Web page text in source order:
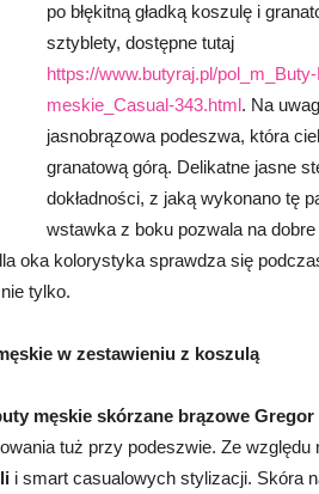
po błękitną gładką koszulę i
sztyblety, dostępne tutaj
https://www.butyraj.pl/
meskie_Casual-343.html. Na
jasnobrązowa podeszwa, która
granatową górą. Delikatne jasne
dokładności, z jaką wykonano tę
wstawka z boku pozwala na
oka kolorystyka sprawdza się
tylko.
w zestawieniu z koszulą
męskie skórzane brązowe Gregor
tuż przy podeszwie. Ze względu
i smart casualowych stylizacji. Skóra